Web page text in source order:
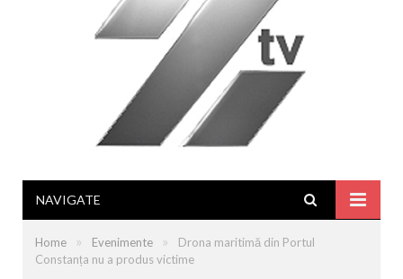
NAVIGATE
Home » Evenimente »
Drona maritimă din Portul
Constanța nu a produs victime